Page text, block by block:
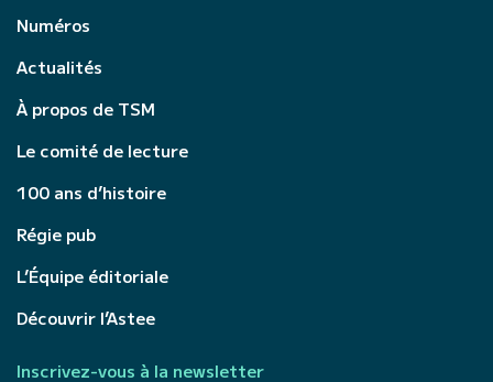
Numéros
Actualités
À propos de TSM
Le comité de lecture
100 ans d’histoire
Régie pub
L’Équipe éditoriale
Découvrir l’Astee
Inscrivez-vous à la newsletter